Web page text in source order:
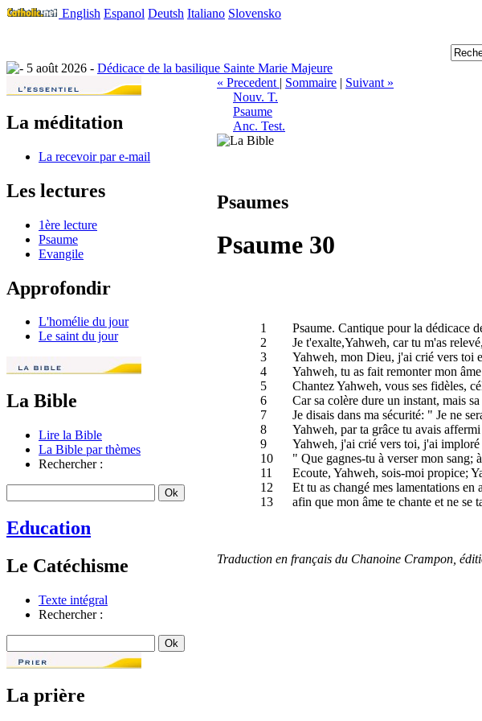
English Espanol Deutsh Italiano Slovensko
5 août 2026 - Dédicace de la basilique Sainte Marie Majeure
La méditation
La recevoir par e-mail
Les lectures
1ère lecture
Psaume
Evangile
Approfondir
L'homélie du jour
Le saint du jour
La Bible
Lire la Bible
La Bible par thèmes
Rechercher :
Education
Le Catéchisme
Texte intégral
Rechercher :
La prière
« Precedent | Sommaire | Suivant »
Nouv. T.
Psaume
Anc. Test.
Psaumes
Psaume 30
1
Psaume. Cantique pour la dédicace
2
Je t'exalte,Yahweh, car tu m'as
3
Yahweh, mon Dieu, j'ai crié vers toi
4
Yahweh, tu as fait remonter mon
5
Chantez Yahweh, vous ses fidèles,
6
Car sa colère dure un instant, mais
7
Je disais dans ma sécurité: " Je ne
8
Yahweh, par ta grâce tu avais
9
Yahweh, j'ai crié vers toi, j'ai imploré
10
" Que gagnes-tu à verser mon sang;
11
Ecoute, Yahweh, sois-moi propice;
12
Et tu as changé mes lamentations en
13
afin que mon âme te chante et ne se
Traduction en français du Chanoine Crampon,